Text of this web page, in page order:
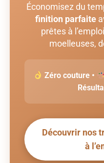
Économisez du
finition parfaite
prêtes à
moelleuses,
Zéro couture •
Découvrir nos
à